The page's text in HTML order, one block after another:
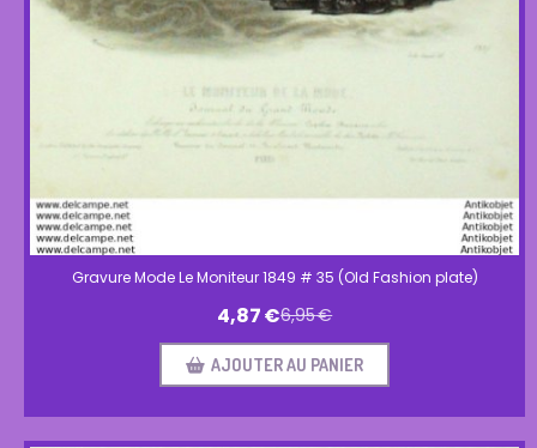
Gravure Mode Le Moniteur 1849 # 35 (Old Fashion plate)
4,87€6,95€
AJOUTER AU PANIER